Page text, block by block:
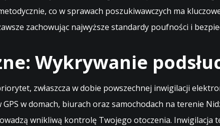
co w sprawach poszukiwawczych ma
zachowując najwyższe standardy poufności i
Wykrywanie
zwłaszcza w dobie powszechnej inwigilacji
w domach, biurach oraz samochodach na terenie
wnikliwą kontrolę Twojego otoczenia. Inwigilacja